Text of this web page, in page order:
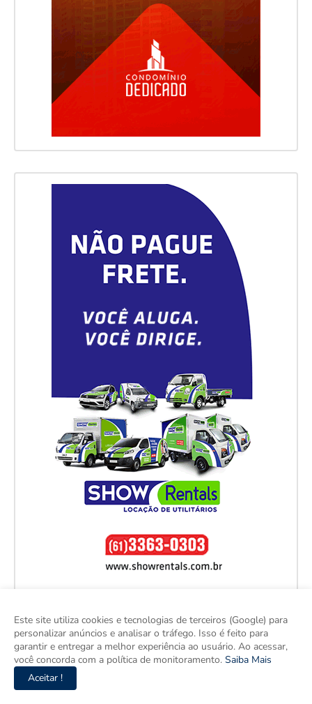
Este site utiliza cookies e tecnologias de terceiros (Google) para
personalizar anúncios e analisar o tráfego. Isso é feito para
garantir e entregar a melhor experiência ao usuário. Ao acessar,
você concorda com a política de monitoramento. Saiba Mais
Aceitar !